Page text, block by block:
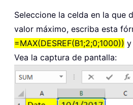
Seleccione la celda en la que
valor máximo, escriba esta
=MAX(DESREF(B1;2;0;1000)) y
Vea la captura de pantalla: